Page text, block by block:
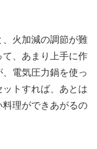
火加減の調節が難
て、あまり上手に作
電気圧力鍋を使っ
トすれば、あとは
理ができあがるの